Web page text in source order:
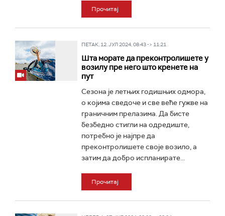
Прочитај
ПЕТАК, 12. ЈУЛ 2024, 08:43 -> 11:21
Шта морате да преконтролишете у
возилу пре него што кренете на
пут
Сезона је летњих годишњих одмора,
о којима сведоче и све веће гужве на
граничним прелазима. Да бисте
безбедно стигли на одредиште,
потребно је најпре да
преконтролишете своје возило, а
затим да добро испланирате...
Прочитај